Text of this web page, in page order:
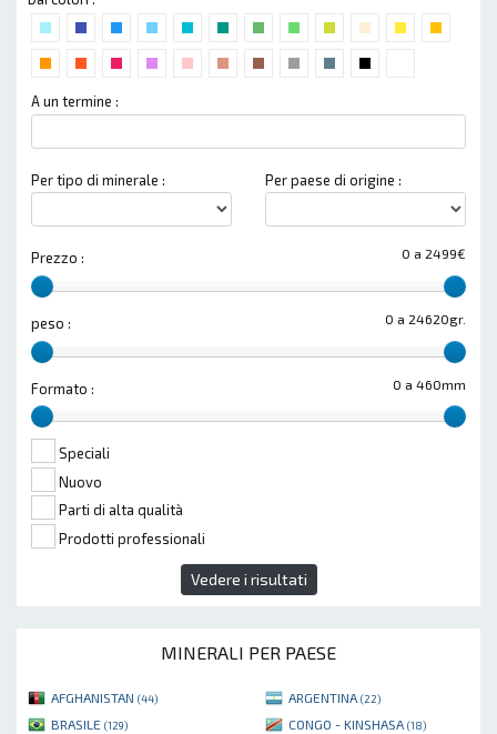
A un termine :
Per tipo di minerale : Per paese di origine :
0 a 2499€
Prezzo :
0 a 24620gr.
peso :
0 a 460mm
Formato :
Speciali
Nuovo
Parti di alta qualità
Prodotti professionali
Vedere i risultati
MINERALI PER PAESE
AFGHANISTAN (44) ARGENTINA (22)
BRASILE (129) CONGO - KINSHASA (18)